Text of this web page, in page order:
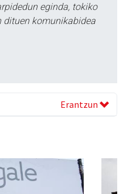
eginda, tokiko
dituen komunikabidea
Erantzun